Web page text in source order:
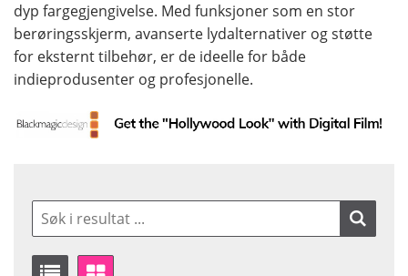
dyp fargegjengivelse. Med funksjoner som en stor
berøringsskjerm, avanserte lydalternativer og støtte
for eksternt tilbehør, er de ideelle for både
indieprodusenter og profesjonelle.